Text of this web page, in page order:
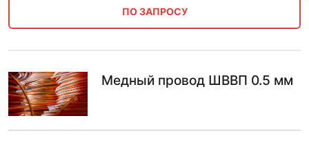
ПО ЗАПРОСУ
Медный провод ШВВП 0.5 мм